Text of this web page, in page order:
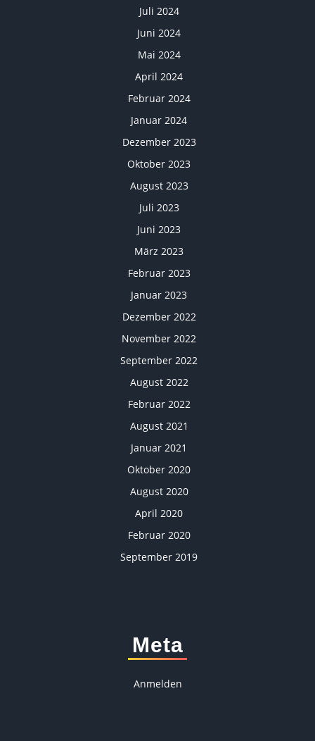
Juli 2024
Juni 2024
Mai 2024
April 2024
Februar 2024
Januar 2024
Dezember 2023
Oktober 2023
August 2023
Juli 2023
Juni 2023
März 2023
Februar 2023
Januar 2023
Dezember 2022
November 2022
September 2022
August 2022
Februar 2022
August 2021
Januar 2021
Oktober 2020
August 2020
April 2020
Februar 2020
September 2019
Meta
Anmelden